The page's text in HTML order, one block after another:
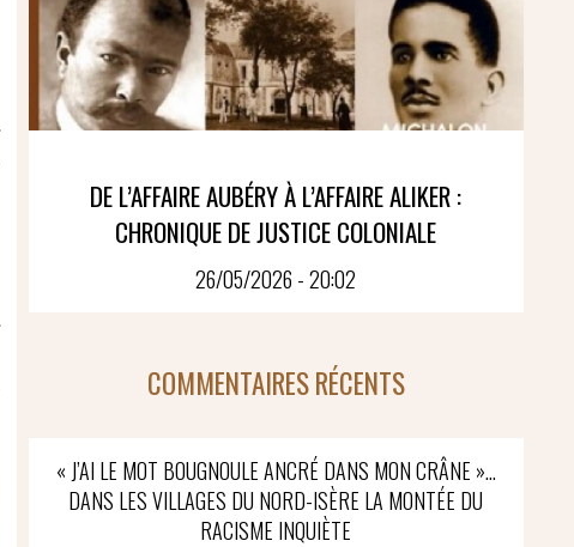
DE L’AFFAIRE AUBÉRY À L’AFFAIRE ALIKER :
CHRONIQUE DE JUSTICE COLONIALE
26/05/2026 - 20:02
COMMENTAIRES RÉCENTS
« J’AI LE MOT BOUGNOULE ANCRÉ DANS MON CRÂNE »…
DANS LES VILLAGES DU NORD-ISÈRE LA MONTÉE DU
RACISME INQUIÈTE